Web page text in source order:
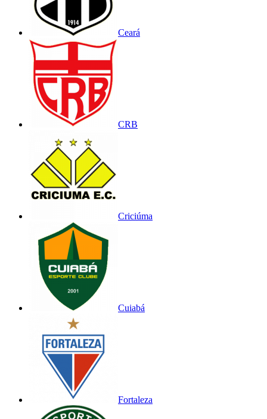
Ceará
CRB
Criciúma
Cuiabá
Fortaleza